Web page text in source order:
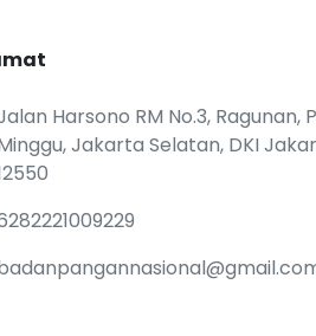
Harsono RM No.3, Ragunan,
Jakarta Selatan, DKI